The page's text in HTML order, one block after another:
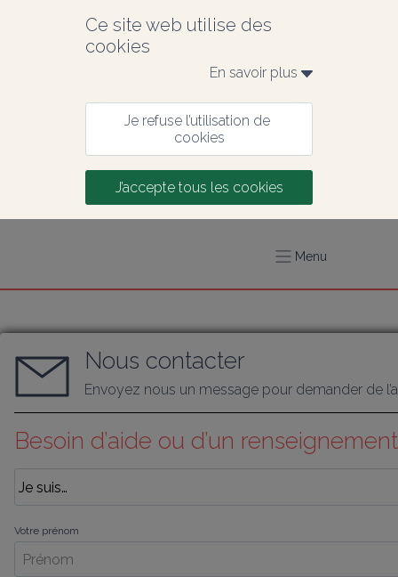
Ce site web utilise des
cookies
En savoir plus
Je refuse l’utilisation de
cookies
J’accepte tous les cookies
Menu
Nous contacter
Envoyez nous un message pour demander de
Besoin d’aide ou d’un
Votre prénom